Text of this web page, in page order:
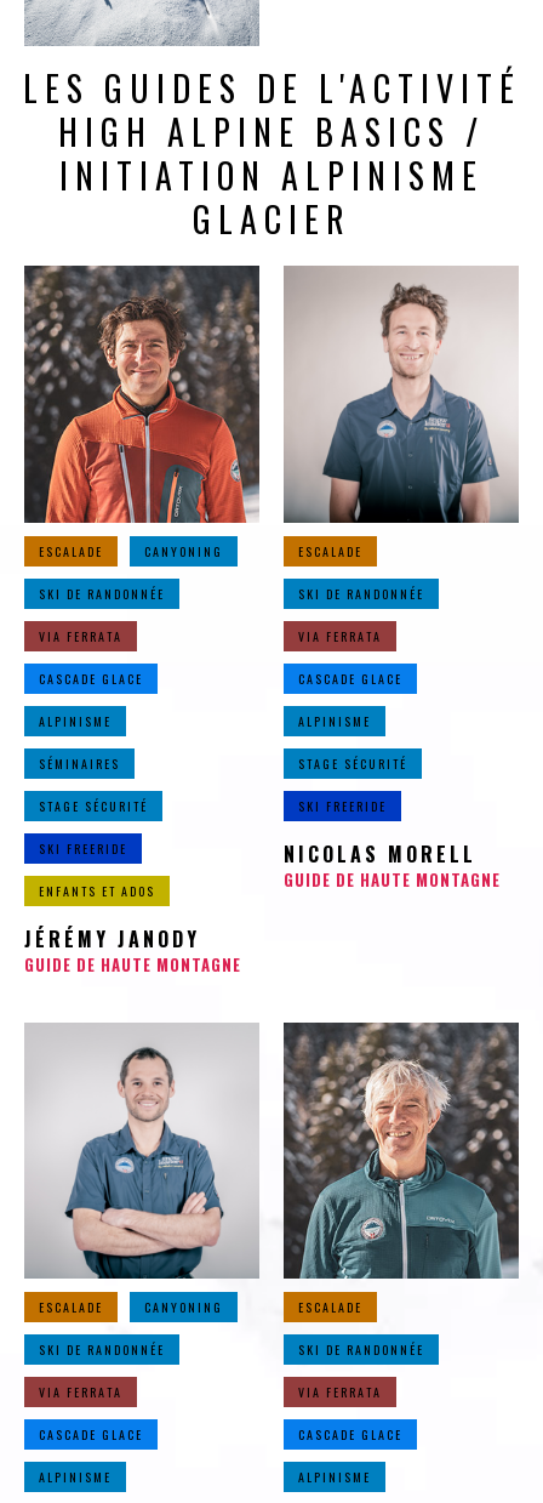
LES GUIDES DE L'ACTIVITÉ
HIGH ALPINE BASICS /
INITIATION ALPINISME
GLACIER
ESCALADE CANYONING
SKI DE RANDONNÉE
VIA FERRATA
CASCADE GLACE
ALPINISME
SÉMINAIRES
STAGE SÉCURITÉ
SKI FREERIDE
ENFANTS ET ADOS
JÉRÉMY JANODY
GUIDE DE HAUTE MONTAGNE
ESCALADE
SKI DE RANDONNÉE
VIA FERRATA
CASCADE GLACE
ALPINISME
STAGE SÉCURITÉ
SKI FREERIDE
NICOLAS MORELL
GUIDE DE HAUTE MONTAGNE
ESCALADE CANYONING
SKI DE RANDONNÉE
VIA FERRATA
CASCADE GLACE
ALPINISME
ESCALADE
SKI DE RANDONNÉE
VIA FERRATA
CASCADE GLACE
ALPINISME